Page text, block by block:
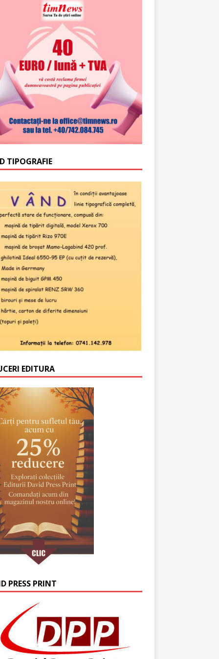
TIPOGRAFIE
EDITURA
PRESS PRINT